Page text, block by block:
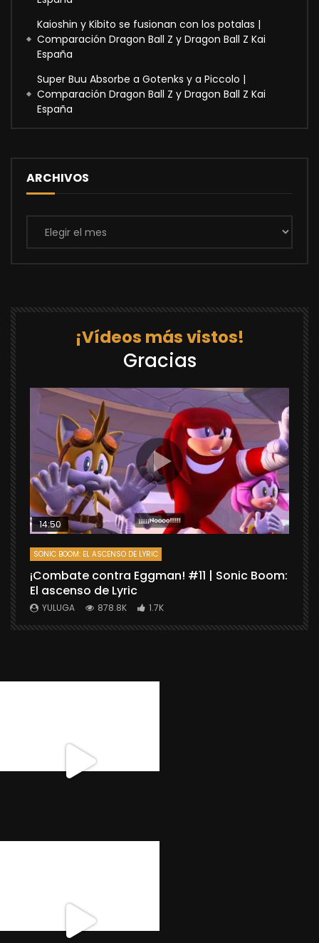
Kaioshin y Kibito se fusionan con los potalas |
Comparación Dragon Ball Z y Dragon Ball Z Kai
España
Super Buu Absorbe a Gotenks y a Piccolo |
Comparación Dragon Ball Z y Dragon Ball Z Kai
España
ARCHIVOS
Archivos
¡Vídeos más vistos!
Gracias
14:50
SONIC BOOM: EL ASCENSO DE LYRIC
¡Combate contra Eggman! #11 | Sonic Boom:
El ascenso de Lyric
YULUGA 878.8K 1.7K